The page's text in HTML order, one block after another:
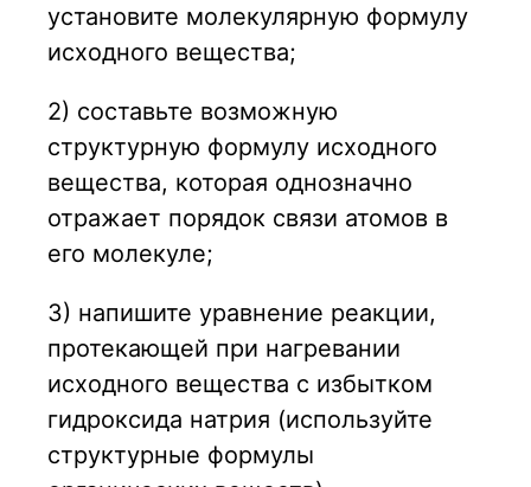
установите молекулярную формулу
исходного вещества;
2) составьте возможную
структурную формулу исходного
вещества, которая однозначно
отражает порядок связи атомов в
его молекуле;
3) напишите уравнение реакции,
протекающей при нагревании
исходного вещества с избытком
гидроксида натрия (используйте
структурные формулы